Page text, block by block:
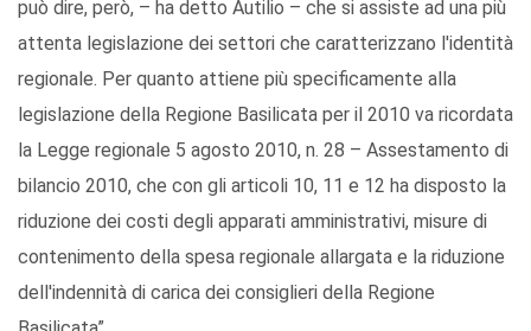
può dire, però, – ha detto Autilio – che si assiste ad una più
attenta legislazione dei settori che caratterizzano l'identità
regionale. Per quanto attiene più specificamente alla
legislazione della Regione Basilicata per il 2010 va ricordata
la Legge regionale 5 agosto 2010, n. 28 – Assestamento di
bilancio 2010, che con gli articoli 10, 11 e 12 ha disposto la
riduzione dei costi degli apparati amministrativi, misure di
contenimento della spesa regionale allargata e la riduzione
dell'indennità di carica dei consiglieri della Regione